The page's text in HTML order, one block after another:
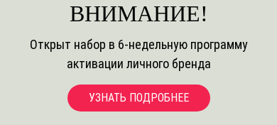
ВНИМАНИЕ!
Открыт набор в 6-недельную программу
активации личного бренда
УЗНАТЬ ПОДРОБНЕЕ